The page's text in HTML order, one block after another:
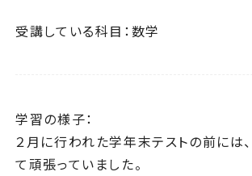
受講している科目：数学
学習の様子：
２月に行われた学年末テストの前には
て頑張っていました。